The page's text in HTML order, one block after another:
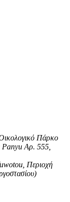
Πάρκο
Panyu Αρ. 555,
Περιοχή